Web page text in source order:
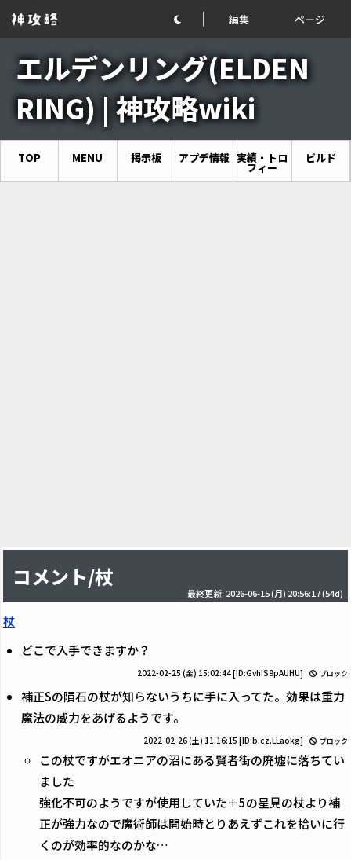
編集 ページ
エルデンリング(ELDEN
RING) | 神攻略wiki
TOP MENU 掲示板 アプデ情報 実績・トロ
フィー
ビルド
コメント/杖
最終更新: 2026-06-15 (月) 20:56:17(54d)
杖
どこで入手できますか？
2022-02-25 (金) 15:02:44[ID:GvhIS9pAUHU] ブロック
補正Sの隕石の杖が知らないうちに手に入ってた。効果は重力
魔法の威力をあげるようです。
2022-02-26 (土) 11:16:15 [ID:b.cz.LLaokg] ブロック
この杖ですがエオニアの沼にある賢者街の廃墟に落ちてい
ました
強化不可のようですが使用していた＋5の星見の杖より補
正が強力なので魔術師は開始時とりあえずこれを拾いに行
くのが効率的なのかな…